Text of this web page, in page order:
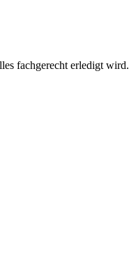
fachgerecht erledigt wird.